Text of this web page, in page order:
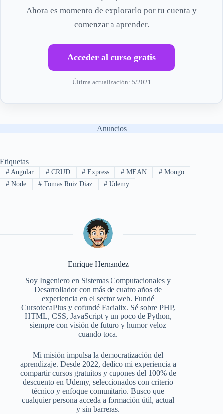
Ahora es momento de explorarlo por tu cuenta y
comenzar a aprender.
Acceder al curso gratis
Última actualización: 5/2021
Anuncios
Etiquetas
#Angular #CRUD # Express # MEAN # Mongo
#Node #Tomas Ruiz Diaz # Udemy
Enrique Hernandez
Soy Ingeniero en Sistemas Computacionales y
Desarrollador con más de cuatro años de
experiencia en el sector web. Fundé
CursotecaPlus y cofundé Facialix. Sé sobre PHP,
HTML, CSS, JavaScript y un poco de Python,
siempre con visión de futuro y humor veloz
cuando toca.
Mi misión impulsa la democratización del
aprendizaje. Desde 2022, dedico mi experiencia a
compartir cursos gratuitos y cupones del 100% de
descuento en Udemy, seleccionados con criterio
técnico y enfoque comunitario. Busco que
cualquier persona acceda a formación útil, actual
y sin barreras.